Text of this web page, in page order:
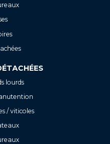
lourds
/ viticoles